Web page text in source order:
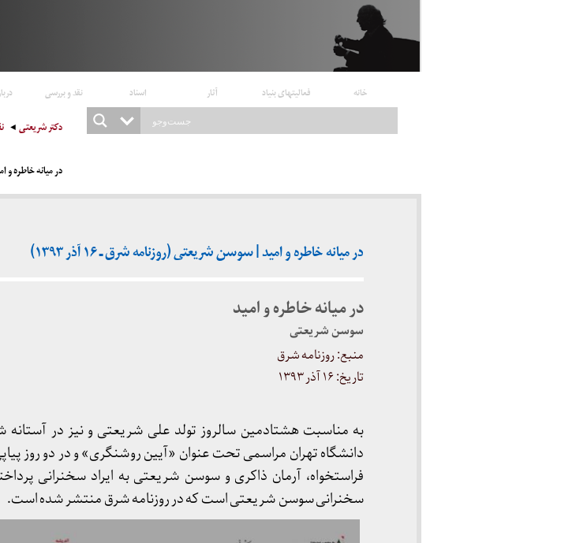
خانه فعالیتهای بنیاد آثار اسناد نقد و بررسی
دکتر شریعتی
در میانه خاطره و
در میانه خاطره و امید | سوسن شریعتی (روزنامه شرق ـ ۱۶ آذر ۱۳۹۳)
در میانه خاطره و امید
سوسن شریعتی
منبع: روزنامه شرق
تاریخ: ۱۶ آذر ۱۳۹۳
به مناسبت هشتادمین سالروز تولد علی شریعتی و نیز در آستانه
دانشگاه تهران مراسمی تحت عنوان «آیین روشنگری» و در دو روز
فراستخواه، آرمان ذاکری و سوسن شریعتی به ایراد سخنرانی
سخنرانی سوسن شریعتی است که در روزنامه شرق منتشر شده است.